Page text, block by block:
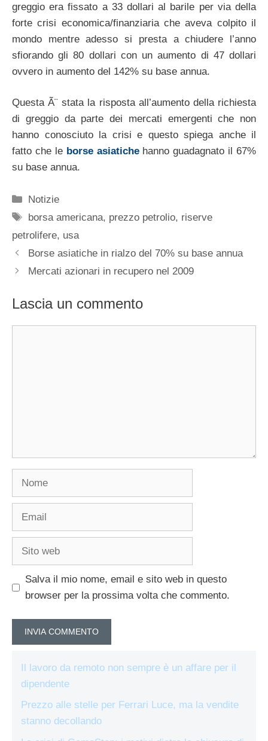
greggio era fissato a 33 dollari al barile per via della
forte crisi economica/finanziaria che aveva colpito il
mondo mentre adesso si presta a chiudere l’anno
sfiorando gli 80 dollari con un aumento di 47 dollari
ovvero in aumento del 142% su base annua.
Questa Ã¨ stata la risposta all’aumento della richiesta
di greggio da parte dei mercati emergenti che non
hanno conosciuto la crisi e questo spiega anche il
fatto che le borse asiatichehanno guadagnato il 67%
su base annua.
Categorie
Notizie
Tag
borsa americana, prezzo petrolio, riserve
petrolifere, usa
Borse asiatiche in rialzo del 70% su base annua
Mercati azionari in recupero nel 2009
Lascia un commento
Nome
Email
Sito
Salva il mio nome, email e sito web in questo
browser per la prossima volta che commento.
Il lavoro da remoto non sempre è un affare per il
dipendente
Prezzo alle stelle per Ferrari Luce, ma la vendite
stanno decollando